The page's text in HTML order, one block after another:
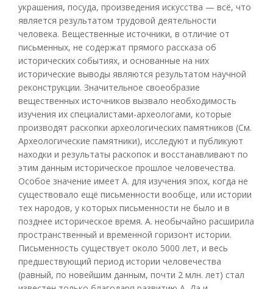
украшения, посуда, произведения искусства — всё, что
является результатом трудовой деятельности
человека. Вещественные источники, в отличие от
письменных, не содержат прямого рассказа об
исторических событиях, и основанные на них
исторические выводы являются результатом научной
реконструкции. Значительное своеобразие
вещественных источников вызвало необходимость
изучения их специалистами-археологами, которые
производят раскопки археологических памятников (См.
Археологические памятники), исследуют и публикуют
находки и результаты раскопок и восстанавливают по
этим данным историческое прошлое человечества.
Особое значение имеет А. для изучения эпох, когда не
существовало ещё письменности вообще, или истории
тех народов, у которых письменности не было и в
позднее историческое время. А. необычайно расширила
пространственный и временной горизонт истории.
Письменность существует около 5000 лет, и весь
предшествующий период истории человечества
(равный, по новейшим данным, почти 2 млн. лет) стал